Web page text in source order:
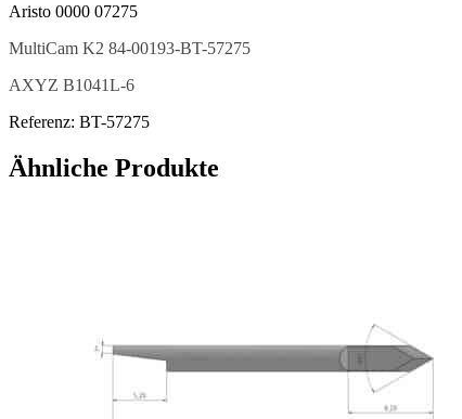
Aristo 0000 07275
MultiCam K2 84-00193-BT-57275
AXYZ B1041L-6
Referenz: BT-57275
Ähnliche Produkte